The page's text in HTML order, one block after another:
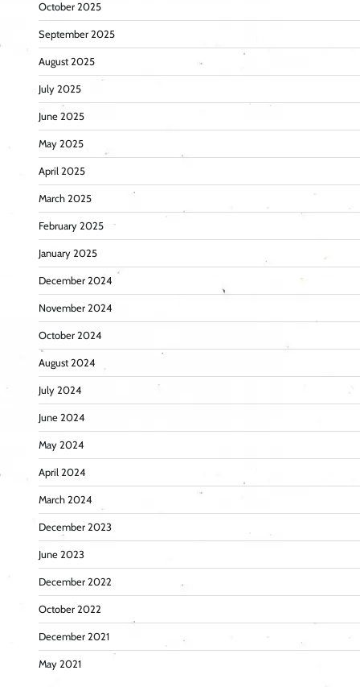
October 2025
September 2025
August 2025
July 2025
June 2025
May 2025
April 2025
March 2025
February 2025
January 2025
December 2024
November 2024
October 2024
August 2024
July 2024
June 2024
May 2024
April 2024
March 2024
December 2023
June 2023
December 2022
October 2022
December 2021
May 2021